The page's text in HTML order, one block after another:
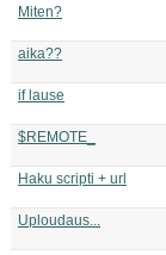
Miten?
aika??
if lause
$REMOTE_
Haku scripti + url
Uploudaus...